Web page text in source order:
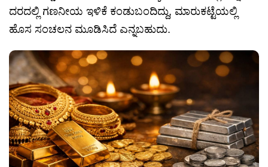
ದರದಲ್ಲಿ ಗಣನೀಯ ಇಳಿಕೆ ಕಂಡುಬಂದಿದ್ದು, ಮಾರುಕಟ್ಟೆಯಲ್ಲಿ
ಹೊಸ ಸಂಚಲನ ಮೂಡಿಸಿದೆ ಎನ್ನಬಹುದು.